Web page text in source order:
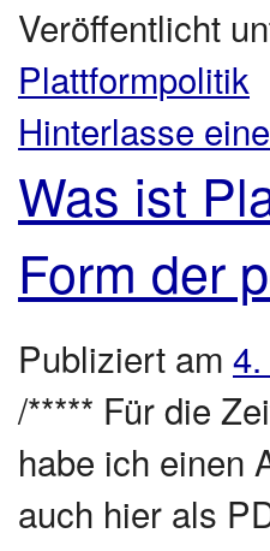
Veröffentlicht
Plattformpolitik
Hinterlasse
Was ist
Form der
Publiziert am
/***** Für die
habe ich einen
auch hier als